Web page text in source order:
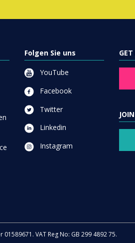
Folgen Sie uns
YouTube
Facebook
Twitter
Linkedin
Instagram
VAT Reg No: GB 299 4892 75.